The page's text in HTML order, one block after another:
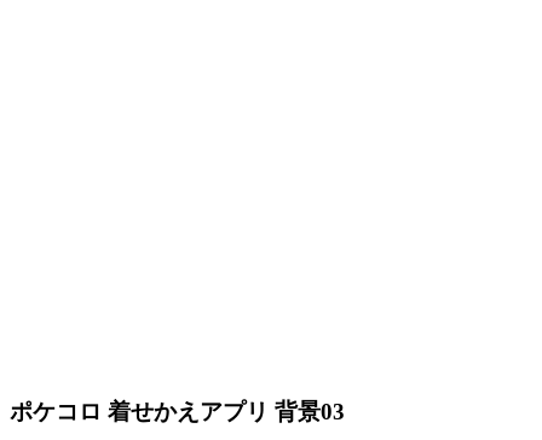
ポケコロ 着せかえアプリ 背景03